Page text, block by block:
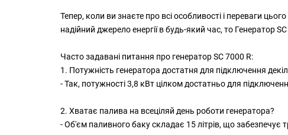
Тепер, коли ви знаєте про всі особливості і переваги
надійний джерело енергії в будь-який час, то Генератор
Часто задавані питання про генератор SC 7000 R:
1. Потужність генератора достатня для підключення
- Так, потужності 3,8 кВт цілком достатньо для
2. Хватає палива на всеціляй день роботи генератора?
- Об'єм паливного баку складає 15 літрів, що забезпечує